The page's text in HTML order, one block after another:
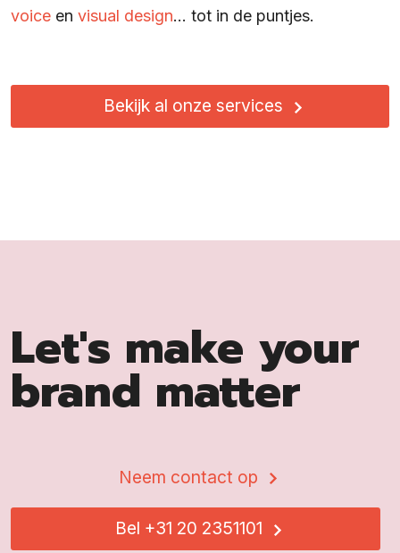
voice en visual design… tot in de puntjes.
Bekijk al onze services
Let's make your
brand matter
Neem contact op
Bel +31 20 2351101